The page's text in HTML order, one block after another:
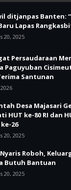
ditjanpas Banten:
Lapas
20, 2025
Persaudaraan
Paguyuban
Santunan
Desa Majasari
HUT ke-80 RI dan
26
20, 2025
Roboh,
Butuh Bantuan
20, 2025